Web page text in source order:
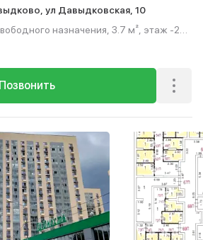
ул Давыдковская, 10
назначения, 3.7 м², этаж -2
Позвонить